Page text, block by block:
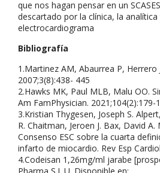
que nos hagan pensar en un
descartado por la clínica, la analítica
electrocardiograma
Bibliografía
1.Martinez AM, Abaurrea P, Herrero
2007;3(8):438- 445
2.Hawks MK, Paul MLB, Malu OO.
Am FamPhysician. 2021;104(2):179-
3.Kristian Thygesen, Joseph S.
R. Chaitman, Jeroen J. Bax, David
Consenso ESC sobre la cuarta
infarto de miocardio. Rev Esp
4.Codeisan 1,26mg/ml jarabe